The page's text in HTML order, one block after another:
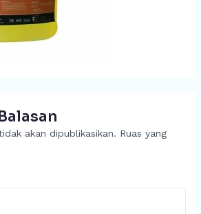
akan dipublikasikan. Ruas yang